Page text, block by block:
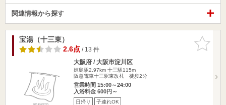
関連情報から探す
お気に入
りに追加
宝湯（十三東）
2.6点/ 13 件
大阪府 / 大阪市淀川区
姫島駅2.97km 十三駅115m
阪急電車十三駅東改札 徒歩2分
営業時間 15:00～24:00
入浴料金 600円～
日帰り 子連れOK